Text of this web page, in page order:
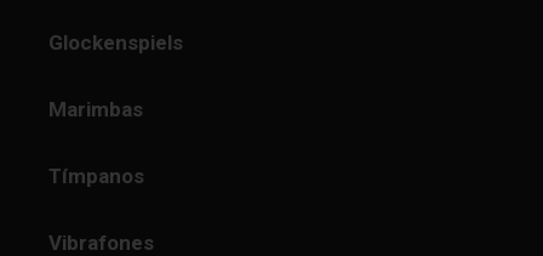
Glockenspiels
Marimbas
Tímpanos
Vibrafones